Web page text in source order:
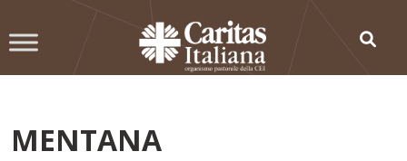
to
MENTANA